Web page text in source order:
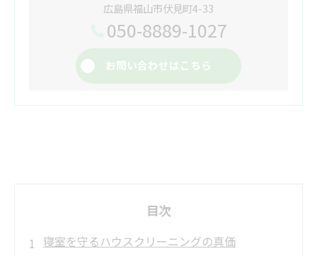
広島県福山市伏見町4-33
050-8889-1027
お問い合わせはこちら
目次
寝室を守るハウスクリーニングの真価